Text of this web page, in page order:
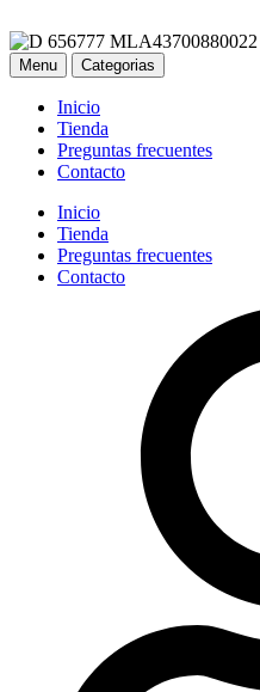
Menu Categorias
Inicio
Tienda
Preguntas frecuentes
Contacto
Inicio
Tienda
Preguntas frecuentes
Contacto